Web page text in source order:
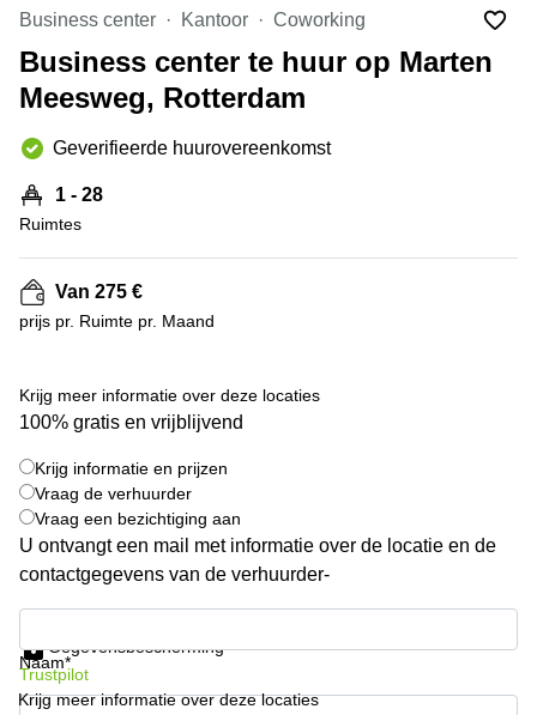
Hengelo
Hilversum
Hoofddorp
Deventer
Rotterdam
Tiel
Zwolle
Bodegraven-
Reeuwijk
Business
center
Arnhem
Business
Amsterdam
Westpoort
Business
center
Hilversum
Den
Haag
space
Breda
Coworking
Arnhem
Coworking
space
Hilversum
Business center Kantoor Coworking
Business center te huur op Marten
Meesweg, Rotterdam
Geverifieerde huurovereenkomst
1 - 28
Ruimtes
Van 275 €
prijs pr. Ruimte pr. Maand
Krijg meer informatie over deze locaties
100% gratis en vrijblijvend
Krijg informatie en prijzen
Vraag de verhuurder
Vraag een bezichtiging aan
U ontvangt een mail met informatie over de locatie en de
contactgegevens van de verhuurder-
Naam*
Gegevensbescherming
Trustpilot
Krijg meer informatie over deze locaties